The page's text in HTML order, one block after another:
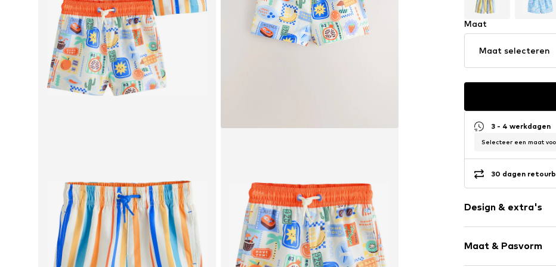
Maat
Maat selecteren
3 - 4 werkdagen
Selecteer een maat
30 dagen
Design & extra's
Elastische taille/
All-over patroon
Maat & Pasvorm